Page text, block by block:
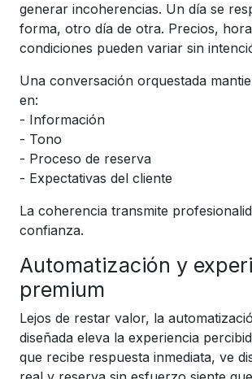
generar incoherencias. Un día se
forma, otro día de otra. Precios,
condiciones pueden variar sin
Una conversación orquestada
en:
- Información
- Tono
- Proceso de reserva
- Expectativas del cliente
La coherencia transmite
confianza.
Automatización y
premium
Lejos de restar valor, la
diseñada eleva la experiencia
que recibe respuesta inmediata, ve